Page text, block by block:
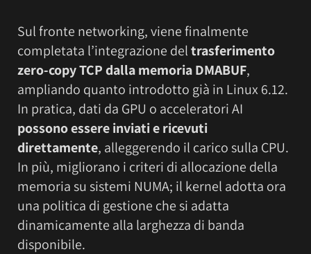
Sul fronte networking, viene finalmente
completata l’integrazione deltrasferimento
zero-copy TCP dalla memoria DMABUF,
ampliando quanto introdotto già in Linux 6.12.
In pratica, dati da GPU o acceleratori AI
possono essere inviati e ricevuti
direttamente, alleggerendo il carico sulla CPU.
In più, migliorano i criteri di allocazione della
memoria su sistemi NUMA; il kernel adotta ora
una politica di gestione che si adatta
dinamicamente alla larghezza di banda
disponibile.